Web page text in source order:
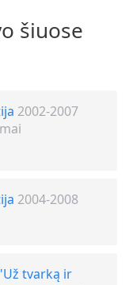
šiuose
2002-2007
2004-2008
tvarką ir